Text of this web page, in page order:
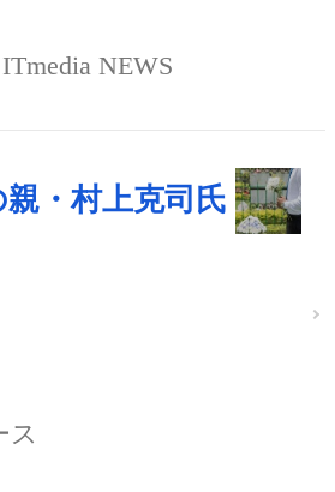
ITmedia NEWS
・村上克司氏
ス